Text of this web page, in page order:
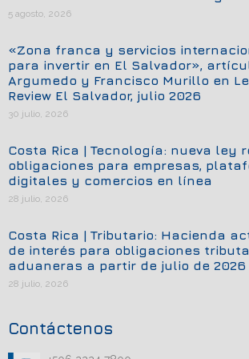
5 agosto, 2026
«Zona franca y servicios
para invertir en El Salvador»,
Argumedo y Francisco Murillo en
Review El Salvador, julio 2026
30 julio, 2026
Costa Rica | Tecnología: nueva ley
obligaciones para empresas,
digitales y comercios en línea
28 julio, 2026
Costa Rica | Tributario: Hacienda
de interés para obligaciones
aduaneras a partir de julio de 2026
28 julio, 2026
Contáctenos